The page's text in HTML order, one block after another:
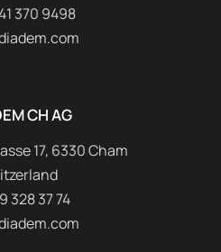
370 9498
CH AG
17, 6330 Cham
328 37 74